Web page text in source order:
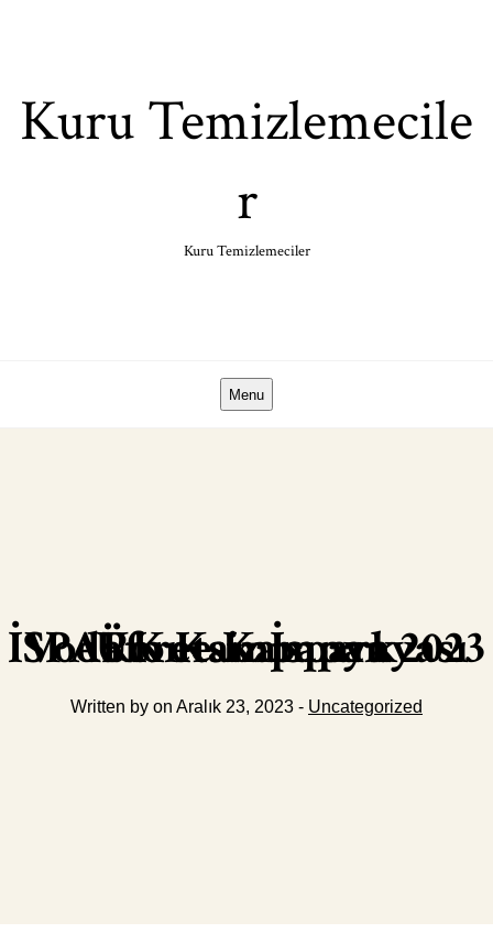
Kuru Temizlemecile
r
Kuru Temizlemeciler
Menu
Ücretsiz İspark Vodafone Kampanyası İSPARK Kampanya 2023
Written by on Aralık 23, 2023 - Uncategorized